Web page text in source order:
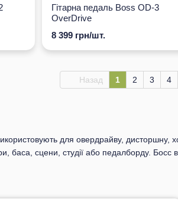
для овердрайву,
баса, сцени, студії або педалборду.
Гітарна педаль Boss OD-3
OverDrive
8 399 грн/шт.
Назад 1 2 3 4